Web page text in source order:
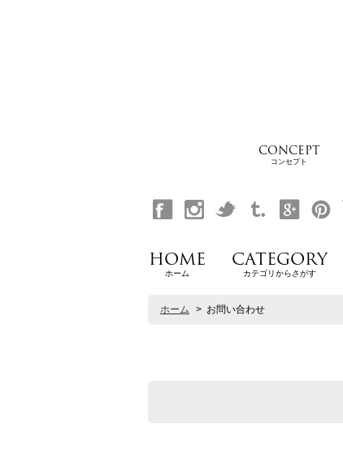
CONCEPT
コンセプト
HOME
ホーム
CATEGORY
カテゴリからさがす
ホーム > お問い合わせ